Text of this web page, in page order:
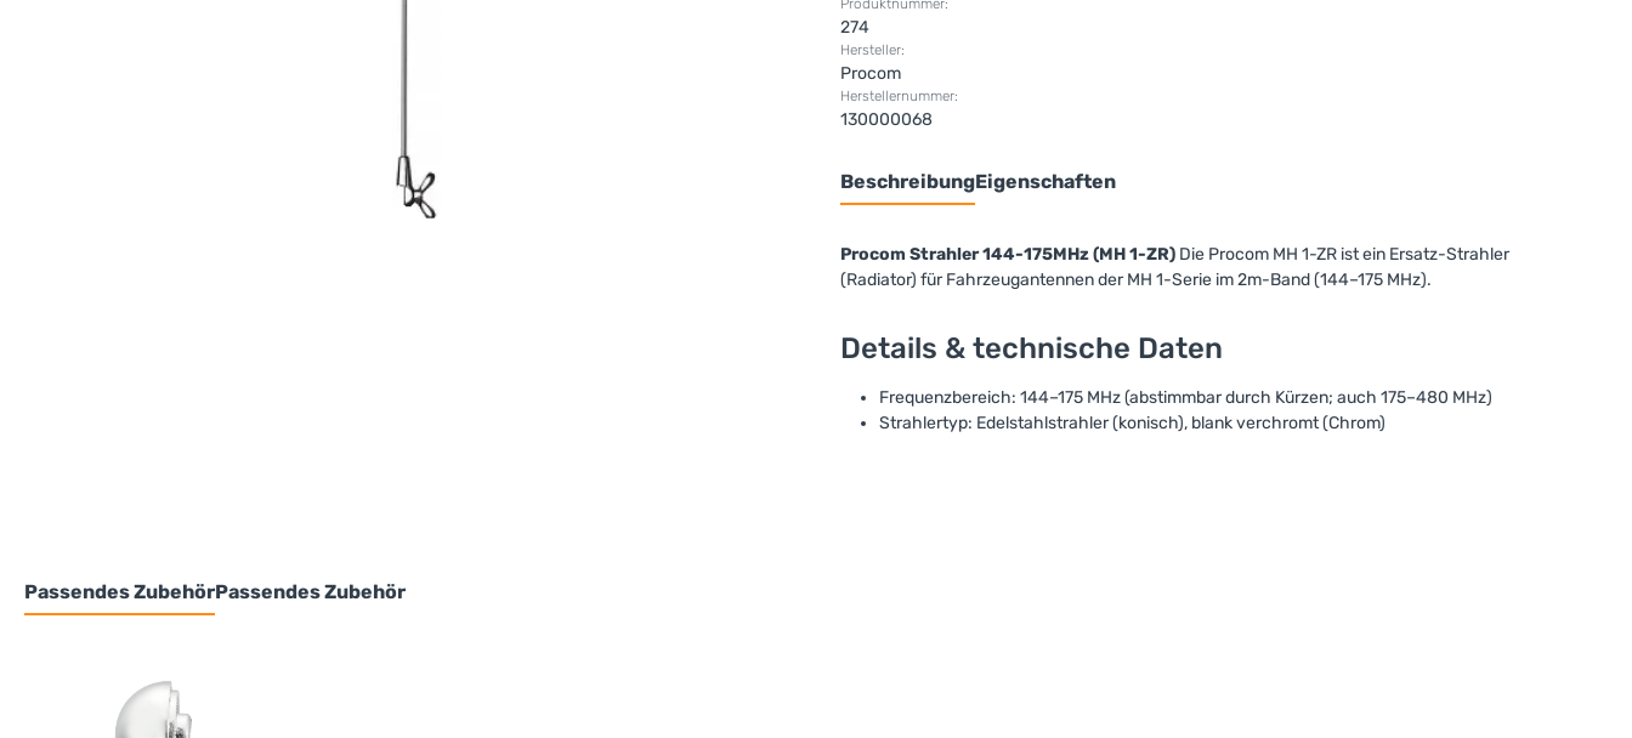
Produktnummer:
274
Hersteller:
Procom
Herstellernummer:
130000068
BeschreibungEigenschaften
Procom Strahler 144-175MHz (MH 1-ZR) Die Procom MH 1-ZR ist ein Ersatz-Strahler
(Radiator) für Fahrzeugantennen der MH 1-Serie im 2m-Band (144–175 MHz).
Details & technische Daten
Frequenzbereich: 144–175 MHz (abstimmbar durch Kürzen; auch 175–480 MHz)
Strahlertyp: Edelstahlstrahler (konisch), blank verchromt (Chrom)
Passendes ZubehörPassendes Zubehör